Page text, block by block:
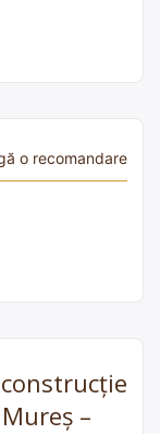
o recomandare
–